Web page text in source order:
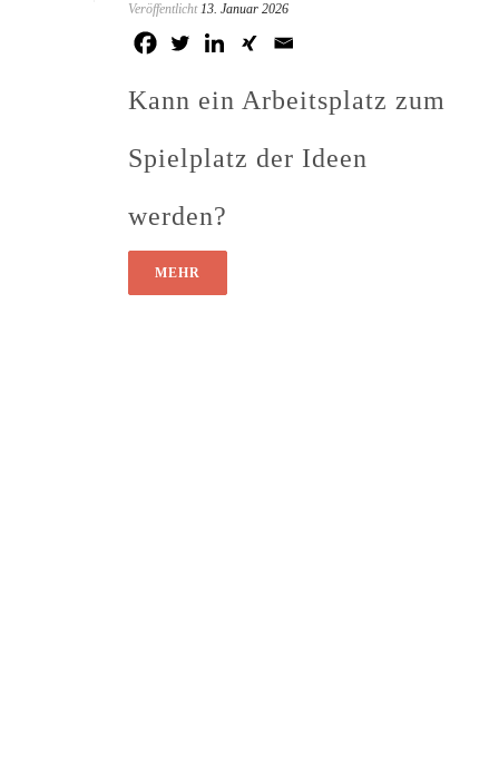
Veröffentlicht 13. Januar 2026
Kann ein Arbeitsplatz zum
Spielplatz der Ideen
werden?
MEHR